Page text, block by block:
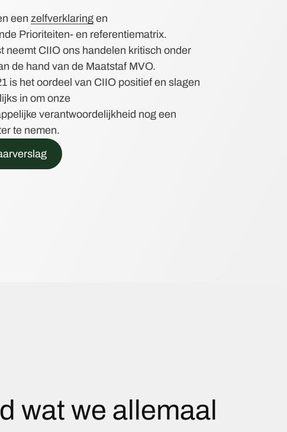
eenzelfverklaring en
Prioriteiten- en referentiematrix.
neemt CIIO ons handelen kritisch onder
de hand van de Maatstaf MVO.
is het oordeel van CIIO positief en slagen
in om onze
verantwoordelijkheid nog een
te nemen.
wat we allemaal